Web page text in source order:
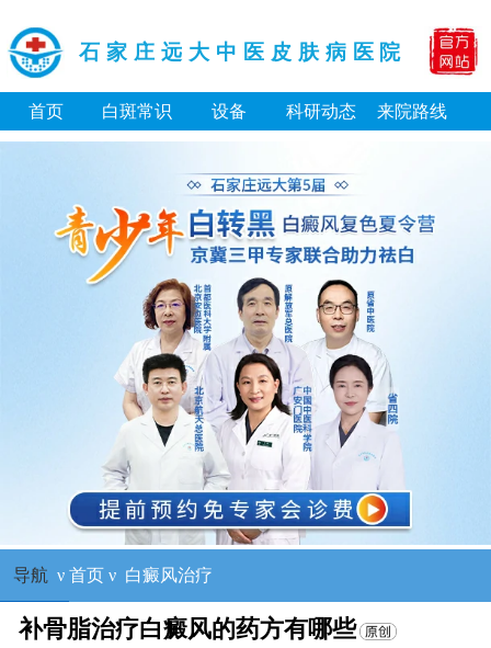
石家庄远大中医皮肤病医院
首页 白斑常识 设备 科研动态 来院路线
导航 ν 首页ν 白癜风治疗
补骨脂治疗白癜风的药方有哪些